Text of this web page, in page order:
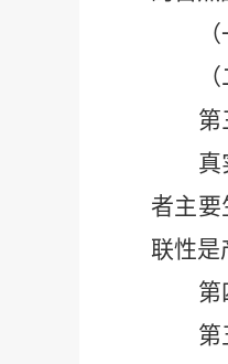
（
（
第
真
者主
联性是
第
第